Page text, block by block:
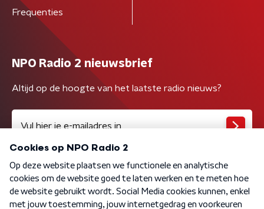
Frequenties
NPO Radio 2 nieuwsbrief
Altijd op de hoogte van het laatste radio nieuws?
Algemene voorwaarden